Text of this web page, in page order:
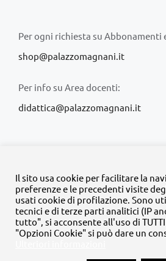
Per ogni richiesta su Abbonamenti
shop@palazzomagnani.it
Per info su Area docenti:
didattica@palazzomagnani.it
© Copyright 2020 -2026 | Tutti i diritti
progetto dellaFondazione
Il sito usa cookie per facilitare la
preferenze e le precedenti visite
usati cookie di profilazione. Sono
tecnici e di terze parti analitici (IP
tutto", si acconsente all'uso di
"Opzioni Cookie" si può dare un